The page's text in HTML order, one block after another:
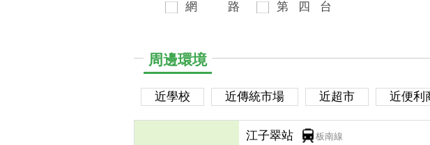
網
路
第
四 台
周邊環境
近學校 近傳統市場 近超市 近便利
江子翠站 板南線